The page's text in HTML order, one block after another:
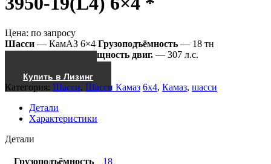
Цена: по запросу
Шасси — КамАЗ 6×4 Грузоподъёмность — 18 тн
Мощность двиг. — 307 л.с.
Купить в Лизинг
Категория: Шасси, Шасси Камаз 6x4, Камаз, шасси
Детали
Характеристики
Детали
Грузоподъёмность 18